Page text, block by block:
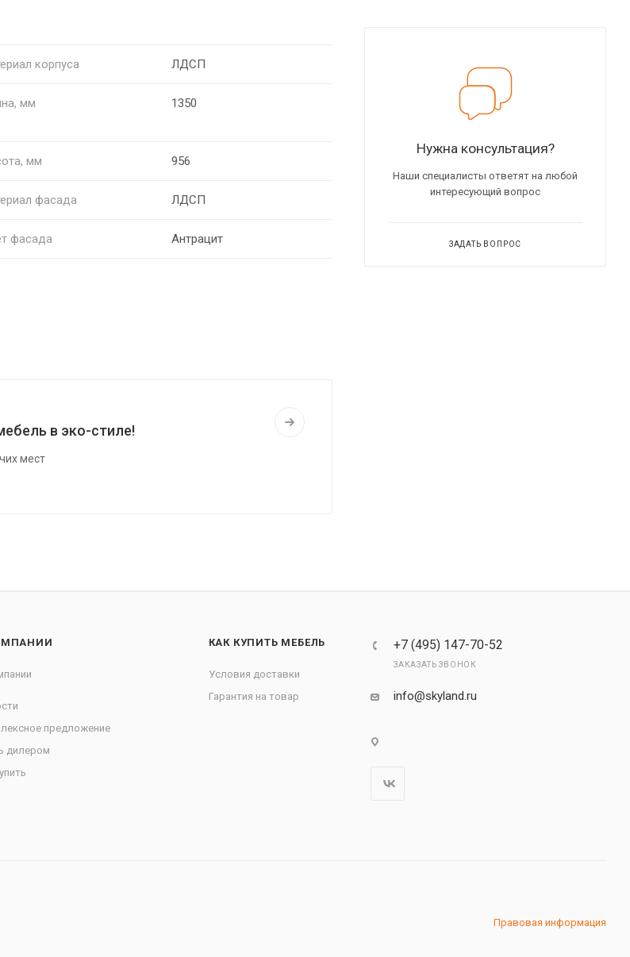
корпуса ЛДСП
мм 1350
мм 956
фасада ЛДСП
фасада Антрацит
в эко-стиле!
мест
Нужна консультация?
Наши специалисты ответят на любой
интересующий вопрос
ЗАДАТЬ ВОПРОС
предложение
дилером
КАК КУПИТЬ МЕБЕЛЬ
Условия доставки
Гарантия на товар
+7 (495) 147-70-52
ЗАКАЗАТЬ ЗВОНОК
info@skyland.ru
Правовая информация